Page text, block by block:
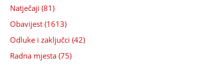
Natječaji (81)
Obavijest (1613)
Odluke i zaključci (42)
Radna mjesta (75)